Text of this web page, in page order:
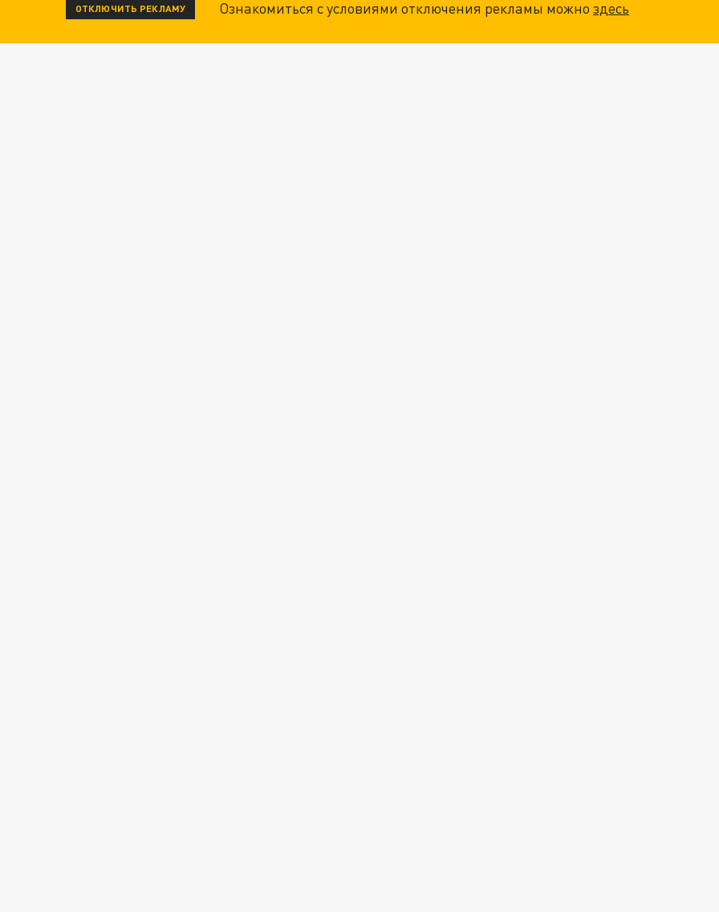
ОТКЛЮЧИТЬ РЕКЛАМУ Ознакомиться с условиями отключения рекламы можноздесь